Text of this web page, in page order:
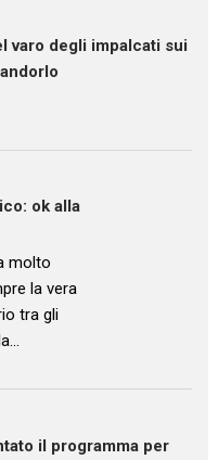
varo degli impalcati sui
ok alla
molto
la vera
tra gli
il programma per